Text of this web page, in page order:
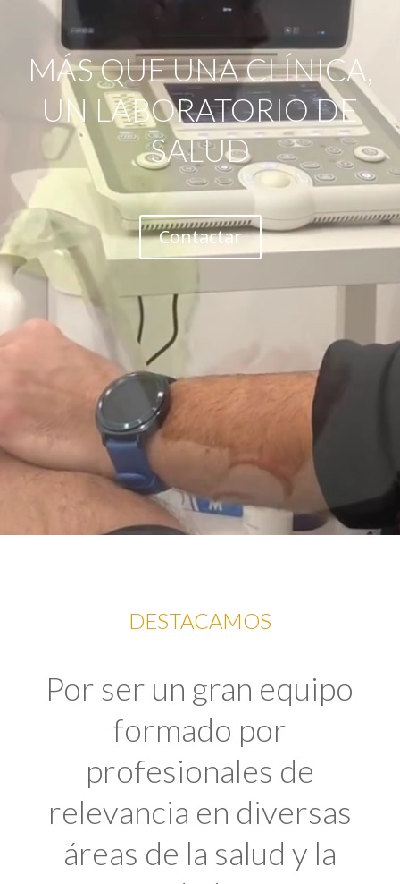
MÁS QUE UNA CLÍNICA,
UN LABORATORIO DE
SALUD
Contactar
DESTACAMOS
Por ser un gran equipo
formado por
profesionales de
relevancia en diversas
áreas de la salud y la